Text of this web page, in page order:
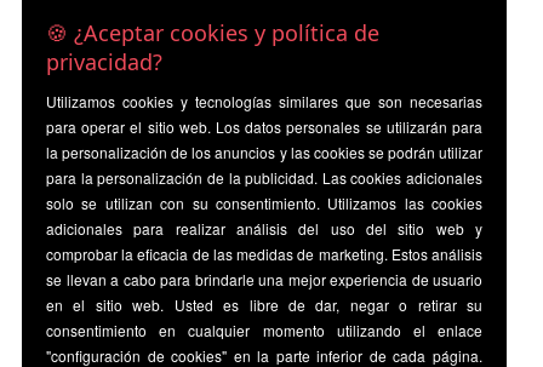
🍪 ¿Aceptar cookies y política de
privacidad?
Utilizamos cookies y tecnologías similares que son necesarias
para operar el sitio web. Los datos personales se utilizarán para
la personalización de los anuncios y las cookies se podrán utilizar
para la personalización de la publicidad. Las cookies adicionales
solo se utilizan con su consentimiento. Utilizamos las cookies
adicionales para realizar análisis del uso del sitio web y
comprobar la eficacia de las medidas de marketing. Estos análisis
se llevan a cabo para brindarle una mejor experiencia de usuario
en el sitio web. Usted es libre de dar, negar o retirar su
consentimiento en cualquier momento utilizando el enlace
"configuración de cookies" en la parte inferior de cada página.